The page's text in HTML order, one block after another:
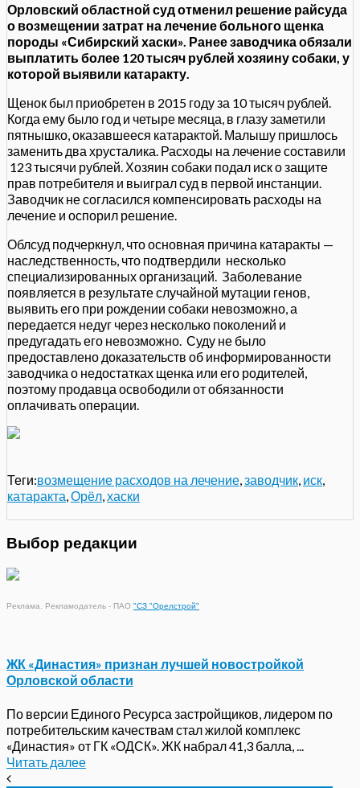
Орловский областной суд отменил решение райсуда
о возмещении затрат на лечение больного щенка
породы «Сибирский хаски». Ранее заводчика обязали
выплатить более 120 тысяч рублей хозяину собаки, у
которой выявили катаракту.
Щенок был приобретен в 2015 году за 10 тысяч рублей.
Когда ему было год и четыре месяца, в глазу заметили
пятнышко, оказавшееся катарактой. Малышу пришлось
заменить два хрусталика. Расходы на лечение составили
123 тысячи рублей. Хозяин собаки подал иск о защите
прав потребителя и выиграл суд в первой инстанции.
Заводчик не согласился компенсировать расходы на
лечение и оспорил решение.
Облсуд подчеркнул, что основная причина катаракты —
наследственность, что подтвердили несколько
специализированных организаций. Заболевание
появляется в результате случайной мутации генов,
выявить его при рождении собаки невозможно, а
передается недуг через несколько поколений и
предугадать его невозможно. Суду не было
предоставлено доказательств об информированности
заводчика о недостатках щенка или его родителей,
поэтому продавца освободили от обязанности
оплачивать операции.
Теги:возмещение расходов на лечение заводчик иск
катаракта Орёл хаски
Выбор редакции
Реклама. Рекламодатель - ПАО "СЗ "Орелстрой"
ЖК «Династия» признан лучшей новостройкой
Орловской области
По версии Единого Ресурса застройщиков, лидером по
потребительским качествам стал жилой комплекс
«Династия» от ГК «ОДСК». ЖК набрал 41,3 балла, ...
Читать далее